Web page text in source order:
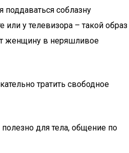
поддаваться соблазну
или у телевизора – такой образ
женщину в неряшливое
тратить свободное
полезно для тела, общение по